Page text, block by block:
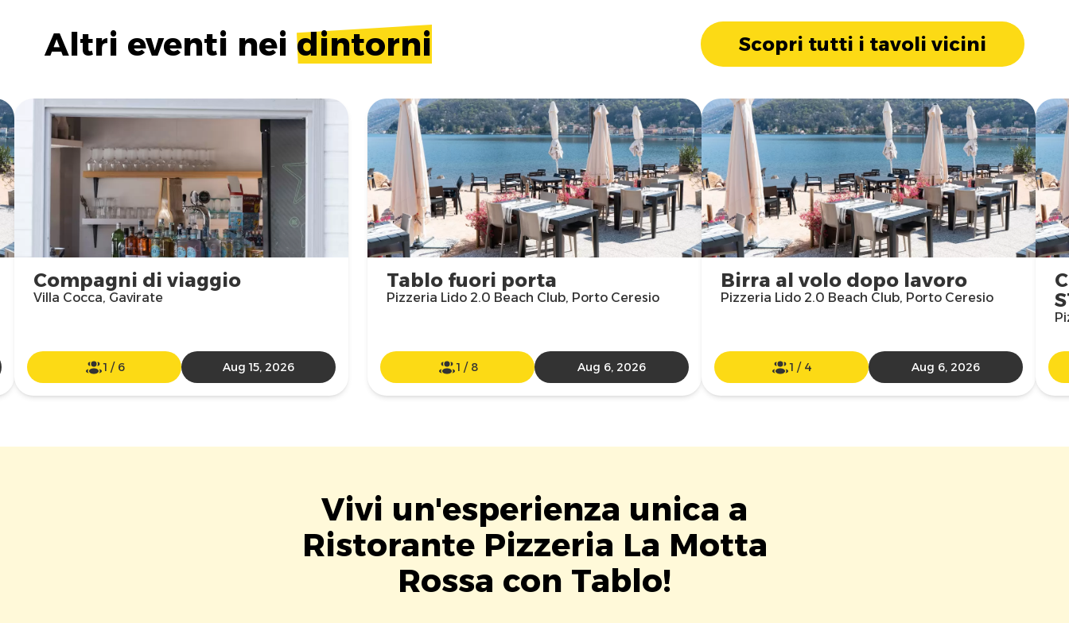
Altri eventi nei dintorni Scopri tutti i tavoli vicini
Tablo fuori porta
Pizzeria Lido 2.0 Beach Club, Porto Ceresio
1 / 8 Aug 6, 2026
Birra al volo dopo lavoro
Pizzeria Lido 2.0 Beach Club, Porto Ceresio
1 / 4 Aug 6, 2026
Compagni di viaggio
Villa Cocca, Gavirate
1 / 6 Aug 15, 2026
Vivi un'esperienza unica a
Ristorante Pizzeria La Motta
Rossa con Tablo!